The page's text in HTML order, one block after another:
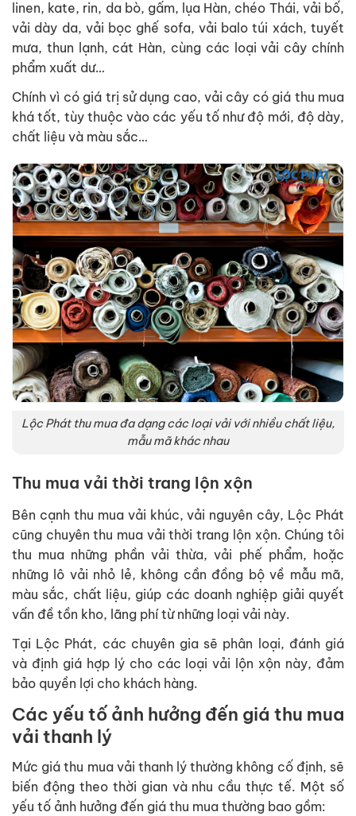
linen, kate, rin, da bò, gấm, lụa Hàn, chéo Thái, vải bố,
vải dày da, vải bọc ghế sofa, vải balo túi xách, tuyết
mưa, thun lạnh, cát Hàn, cùng các loại vải cây chính
phẩm xuất dư…
Chính vì có giá trị sử dụng cao, vải cây có giá thu mua
khá tốt, tùy thuộc vào các yếu tố như độ mới, độ dày,
chất liệu và màu sắc…
Lộc Phát thu mua đa dạng các loại vải với nhiều chất liệu,
mẫu mã khác nhau
Thu mua vải thời trang lộn xộn
Bên cạnh thu mua vải khúc, vải nguyên cây, Lộc Phát
cũng chuyên thu mua vải thời trang lộn xộn. Chúng tôi
thu mua những phần vải thừa, vải phế phẩm, hoặc
những lô vải nhỏ lẻ, không cần đồng bộ về mẫu mã,
màu sắc, chất liệu, giúp các doanh nghiệp giải quyết
vấn đề tồn kho, lãng phí từ những loại vải này.
Tại Lộc Phát, các chuyên gia sẽ phân loại, đánh giá
và định giá hợp lý cho các loại vải lộn xộn này, đảm
bảo quyền lợi cho khách hàng.
Các yếu tố ảnh hưởng đến giá thu mua
vải thanh lý
Mức giá thu mua vải thanh lý thường không cố định, sẽ
biến động theo thời gian và nhu cầu thực tế. Một số
yếu tố ảnh hưởng đến giá thu mua thường bao gồm: